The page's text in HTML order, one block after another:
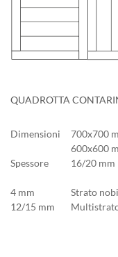
QUADROTTA
Dimensioni
700x700
600x600
Spessore
16/20 mm
4 mm
Strato
12/15 mm